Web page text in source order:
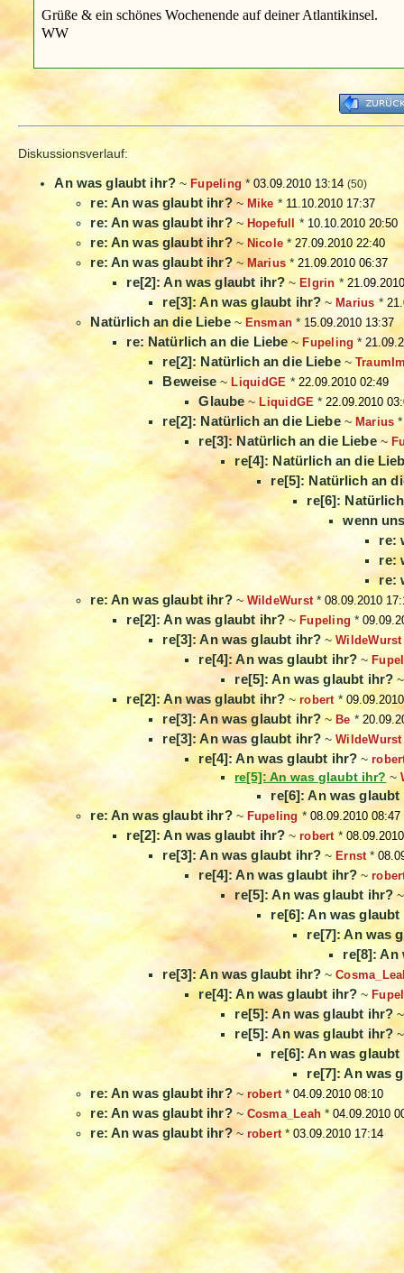
Grüße & ein schönes Wochenende auf deiner Atlantikinsel.
WW
Diskussionsverlauf:
An was glaubt ihr? ~ Fupeling *03.09.2010 13:14 (50)
re: An was glaubt ihr?~ Mike * 11.10.2010 17:37
re: An was glaubt ihr?~ Hopefull* 10.10.2010 20:50
re: An was glaubt ihr?~ Nicole *27.09.2010 22:40
re: An was glaubt ihr?~ Marius* 21.09.2010 06:37
re[2]: An was glaubt ihr? ~ Elgrin *
re[3]: An was glaubt ihr? ~ Marius*
Natürlich an die Liebe~Ensman* 15.09.2010 13:37
re: Natürlich an die Liebe ~ Fupeling *
re[2]: Natürlich an die Liebe~
Beweise ~ LiquidGE * 22.09.2010 02:49
Glaube ~ LiquidGE *22.09.2010
re[2]: Natürlich an die Liebe~ Marius
re[3]: Natürlich an die Liebe~
re[4]: Natürlich an die
re[5]: Natürlich an
re[6]:
wenn
re:
re:
re:
re: An was glaubt ihr?~ WildeWurst*08.09.2010
re[2]: An was glaubt ihr?~ Fupeling *
re[3]: An was glaubt ihr? ~WildeWurst
re[4]: An was glaubt ihr? ~
re[5]: An was glaubt ihr?
re[2]: An was glaubt ihr? ~robert*
re[3]: An was glaubt ihr? ~ Be *
re[3]: An was glaubt ihr? ~WildeWurst
re[4]: An was glaubt ihr? ~
re[5]: An was glaubt ihr? ~
re[6]: An was glaubt
re: An was glaubt ihr?~ Fupeling * 08.09.2010 08:47
re[2]: An was glaubt ihr? ~robert *
re[3]: An was glaubt ihr? ~ Ernst*
re[4]: An was glaubt ihr? ~
re[5]: An was glaubt ihr?
re[6]: An was glaubt
re[7]: An was
re[8]: An
re[3]: An was glaubt ihr? ~
re[4]: An was glaubt ihr? ~
re[5]: An was glaubt ihr?
re[5]: An was glaubt ihr?
re[6]: An was glaubt
re[7]: An was
re: An was glaubt ihr?~ robert *04.09.2010 08:10
re: An was glaubt ihr?~ Cosma_Leah *04.09.2010
re: An was glaubt ihr?~ robert*03.09.2010 17:14